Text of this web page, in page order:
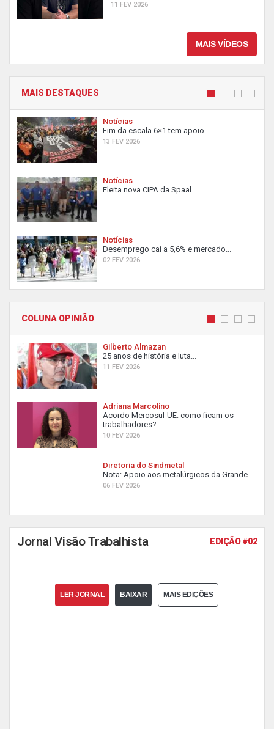
11 FEV 2026
MAIS VÍDEOS
MAIS DESTAQUES
Notícias
Fim da escala 6×1 tem apoio...
13 FEV 2026
Notícias
Eleita nova CIPA da Spaal
Notícias
Desemprego cai a 5,6% e mercado...
02 FEV 2026
COLUNA OPINIÃO
Gilberto Almazan
25 anos de história e luta...
11 FEV 2026
Adriana Marcolino
Acordo Mercosul-UE: como ficam os
trabalhadores?
10 FEV 2026
Diretoria do Sindmetal
Nota: Apoio aos metalúrgicos da Grande...
06 FEV 2026
Jornal Visão Trabalhista EDIÇÃO #02
LER JORNAL BAIXAR MAIS EDIÇÕES